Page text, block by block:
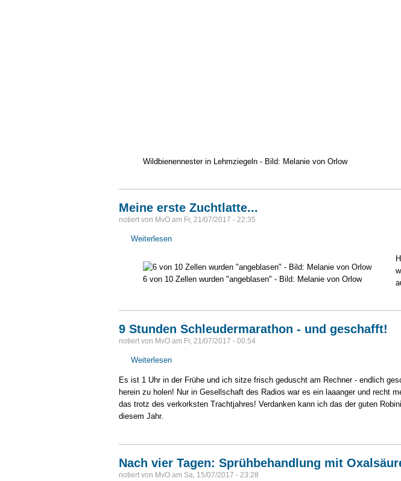
Wildbienennester in Lehmziegeln - Bild: Melanie von Orlow
Meine erste Zuchtlatte...
notiert von MvO am Fr, 21/07/2017 - 22:35
Weiterlesen
erste
Zuchtlatte...
6 von 10 Zellen wurden "angeblasen" - Bild: Melanie von Orlow
9 Stunden Schleudermarathon - und geschafft!
notiert von MvO am Fr, 21/07/2017 - 00:54
Weiterlesen
Stunden
Schleudermarathon
-
Es ist 1 Uhr in der Frühe und ich sitze frisch geduscht am Rechner - endlich
herein zu holen! Nur in Gesellschaft des Radios war es ein laaanger und recht
das trotz des verkorksten Trachtjahres! Verdanken kann ich das der guten
diesem Jahr.
Nach vier Tagen: Sprühbehandlung mit
notiert von MvO am Sa, 15/07/2017 - 23:28